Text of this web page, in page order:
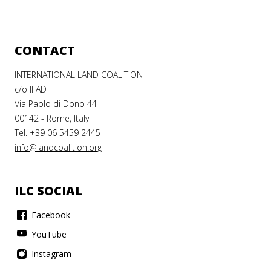
CONTACT
INTERNATIONAL LAND COALITION
c/o IFAD
Via Paolo di Dono 44
00142 - Rome, Italy
Tel. +39 06 5459 2445
info@landcoalition.org
ILC SOCIAL
Facebook
YouTube
Instagram